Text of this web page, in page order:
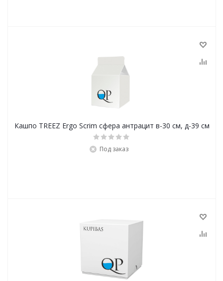
Кашпо TREEZ Ergo Scrim сфера антрацит в-30 см, д-39 см
Под заказ